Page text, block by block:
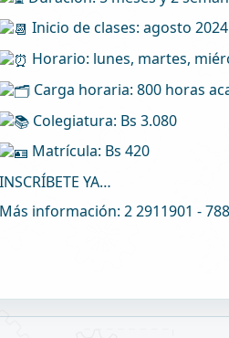
Inicio de clases: agosto 2024
Horario: lunes, martes,
Carga horaria: 800 horas
Colegiatura: Bs 3.080
Matrícula: Bs 420
INSCRÍBETE YA…
Más información: 2 2911901 -